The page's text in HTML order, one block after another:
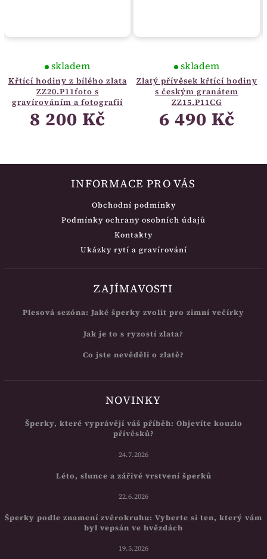
Křtící hodiny z bílého zlata
ZZ20.P11foto s
gravírováním a fotografií
skladem
8 200 Kč
Zlatý přívěsek křtící hodiny
s českým granátem
ZZ15.P11CG
skladem
6 490 Kč
INFORMACE PRO VÁS
Obchodní podmínky
Podmínky ochrany osobních údajů
Kontakty
Ukázky rytí a gravírování
ZAJÍMAVOSTI
Plesová sezóna: Jaké šperky zvolit pro zimní večírky
Jak je to s ryzostí zlata?
Co jste nevěděli o zlatě?
NOVINKY
Šperky, které vyprávějí váš příběh: Objevíte kouzlo
přívěsků?
24.7.2026
Léto, slunce a zářivé vrstvení šperků
22.6.2026
Šperky podle znamení zvěrokruhu: Vyberte si ten, který vám
byl vepsán ve hvězdách
19.5.2026